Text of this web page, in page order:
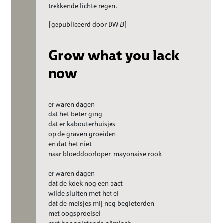
trekkende lichte regen.
[gepubliceerd door DWB]
Grow what you lack
now
er waren dagen
dat het beter ging
dat er kabouterhuisjes
op de graven groeiden
en dat het niet
naar bloeddoorlopen mayonaise rook
er waren dagen
dat de koek nog een pact
wilde sluiten met het ei
dat de meisjes mij nog begieterden
met oogsproeisel